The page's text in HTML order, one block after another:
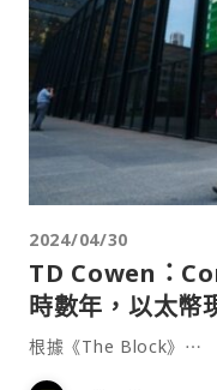
2024/04/30
TD Cowen：
時數年，以太幣
年前獲准
根據《The Block》⋯